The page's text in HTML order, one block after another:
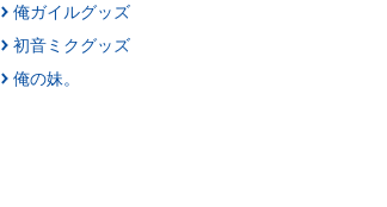
俺ガイルグッズ
初音ミクグッズ
俺の妹。